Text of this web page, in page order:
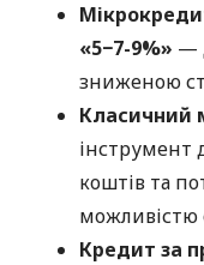
«5−7-9%» —
зниженою
Класичний
інструмент
коштів та
можливістю
Кредит за